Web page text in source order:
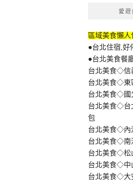
愛
區域美食懶人
●台北住宿,好
●台北美食餐
台北美食◇信
台北美食◇東
台北美食◇國
台北美食◇台
包
台北美食◇內
台北美食◇南
台北美食◇松
台北美食◇中
台北美食◇大